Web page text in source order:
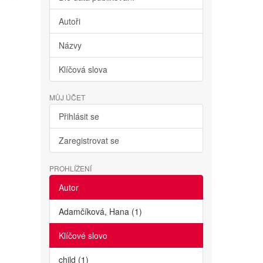
Autoři
Názvy
Klíčová slova
MŮJ ÚČET
Přihlásit se
Zaregistrovat se
PROHLÍŽENÍ
Autor
Adamčíková, Hana (1)
Klíčové slovo
child (1)